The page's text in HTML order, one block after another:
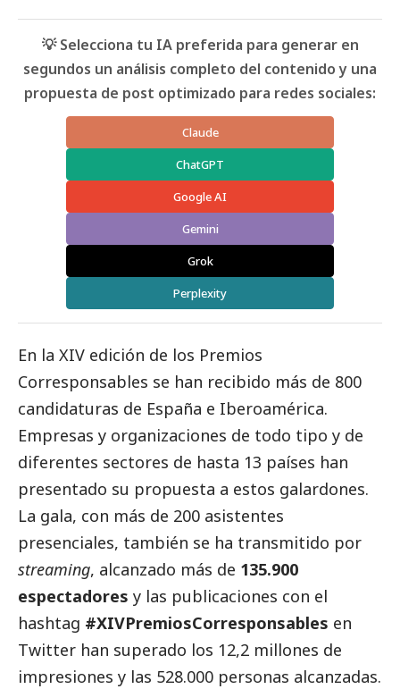
💡 Selecciona tu IA preferida para generar en
segundos un análisis completo del contenido y una
propuesta de post optimizado para redes sociales:
Claude
ChatGPT
Google AI
Gemini
Grok
Perplexity
En la XIV edición de los Premios
Corresponsables se han recibido más de 800
candidaturas de España e Iberoamérica.
Empresas y organizaciones de todo tipo y de
diferentes sectores de hasta 13 países han
presentado su propuesta a estos galardones.
La gala, con más de 200 asistentes
presenciales, también se ha transmitido por
streaming, alcanzado más de 135.900
espectadores y las publicaciones con el
hashtag #XIVPremiosCorresponsables en
Twitter han superado los 12,2 millones de
impresiones y las 528.000 personas alcanzadas.